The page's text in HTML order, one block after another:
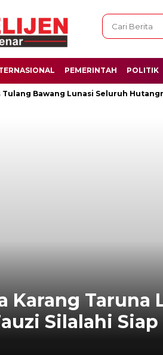
PEMERINTAH POLITIK
Bawang Lunasi Seluruh Hutangnya
Bangun
Tulang Bawang